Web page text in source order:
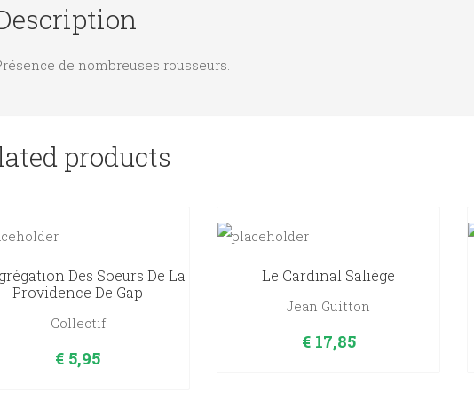
de nombreuses rousseurs.
products
Des Soeurs De La
Providence De Gap
Collectif
€ 5,95
Le Cardinal Saliège
Jean Guitton
€17,85